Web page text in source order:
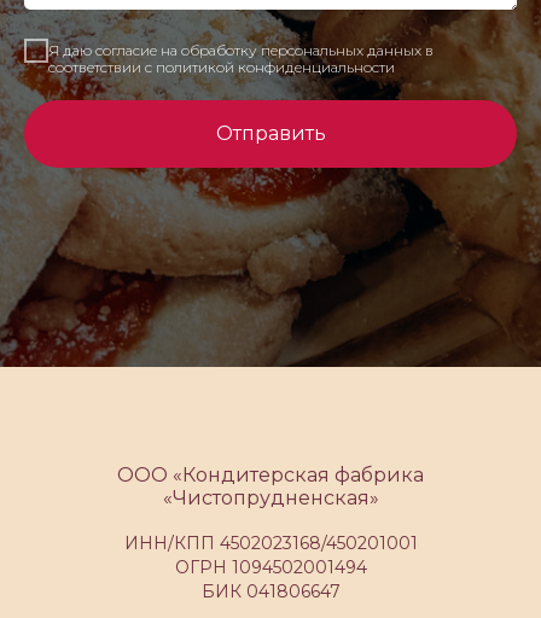
Я даю согласие на обработку персональных данных в
соответствии с политикой конфиденциальности
Отправить
ООО «Кондитерская фабрика
«Чистопрудненская»
ИНН/КПП 4502023168/450201001
ОГРН 1094502001494
БИК 041806647